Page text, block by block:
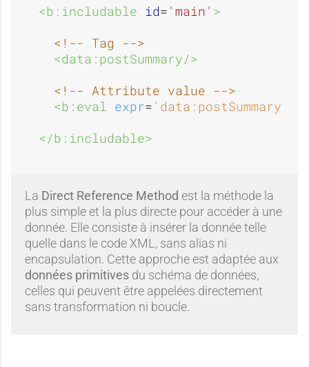
<b:includable id= 'main' >
<!-- Tag -->
<data:postSummary/>
<!-- Attribute value -->
<b:eval expr= 'data:postSummary'
</b:includable>
La Direct Reference Method est la méthode la
plus simple et la plus directe pour accéder à une
donnée. Elle consiste à insérer la donnée telle
quelle dans le code XML, sans alias ni
encapsulation. Cette approche est adaptée aux
données primitives du schéma de données,
celles qui peuvent être appelées directement
sans transformation ni boucle.